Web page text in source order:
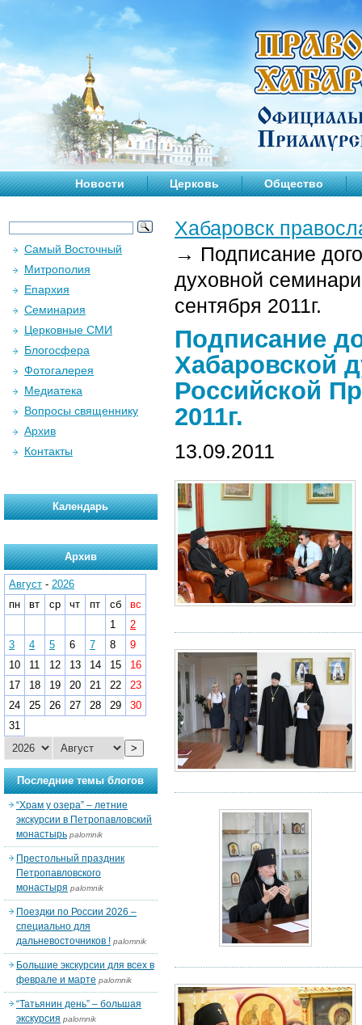
Новости Церковь Общество
Хабаровск
→ Подписание
духовной
сентября 2011г.
Подписание
Хабаровской
Российской
2011г.
13.09.2011
Самый Восточный
Митрополия
Епархия
Семинария
Церковные СМИ
Блогосфера
Фотогалерея
Медиатека
Вопросы священнику
Архив
Контакты
Календарь
Архив
Август - 2026
пн
вт ср чт пт сб
вс
1
2
3
4 5 6 7 8
9
10
11 12 13 14 15
16
17
18 19 20 21 22
23
24
25 26 27 28 29
30
31
>
Последние темы блогов
“Храм у озера” – летние
экскурсии в Петропавловский
монастырь palomnik
Престольный праздник
Петропавловского
монастыря palomnik
Поездки по России 2026 –
специально для
дальневосточников ! palomnik
Большие экскурсии для всех в
феврале и марте palomnik
“Татьянин день” – большая
экскурсия palomnik